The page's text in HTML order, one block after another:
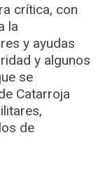
crítica, con
la
y ayudas
y algunos
se
Catarroja
de